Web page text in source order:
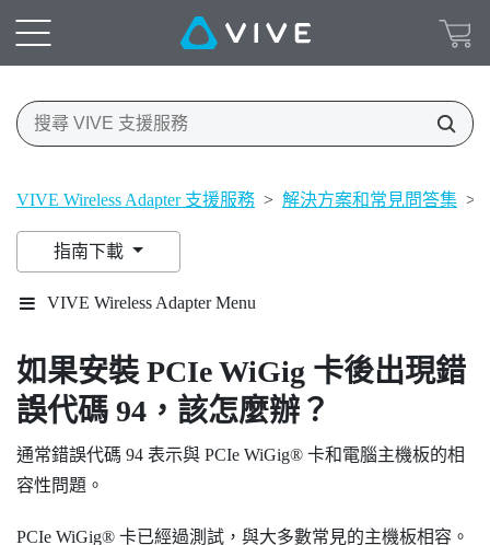
VIVE Wireless Adapter 支援服務 > 解決方案和常見問答集 >
指南下載
VIVE Wireless Adapter Menu
如果安裝 PCIeWiGig 卡後出現錯
誤代碼 94，該怎麼辦？
通常錯誤代碼 94 表示與 PCIe WiGig® 卡和電腦主機板的相
容性問題。
PCIe WiGig® 卡已經過測試，與大多數常見的主機板相容。